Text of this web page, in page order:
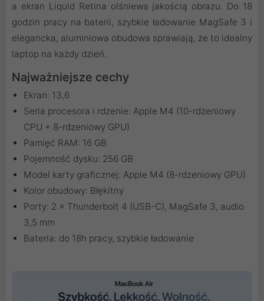
a ekran Liquid Retina olśniewa jakością obrazu. Do 18
godzin pracy na baterii, szybkie ładowanie MagSafe 3 i
elegancka, aluminiowa obudowa sprawiają, że to idealny
laptop na każdy dzień.
Najważniejsze cechy
Ekran: 13,6
Seria procesora i rdzenie: Apple M4 (10-rdzeniowy
CPU + 8-rdzeniowy GPU)
Pamięć RAM: 16 GB
Pojemność dysku: 256 GB
Model karty graficznej: Apple M4 (8-rdzeniowy GPU)
Kolor obudowy: Błękitny
Porty: 2 × Thunderbolt 4 (USB-C), MagSafe 3, audio
3,5 mm
Bateria: do 18h pracy, szybkie ładowanie